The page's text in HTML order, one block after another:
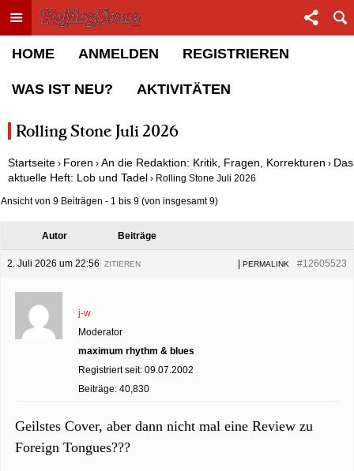
Toggle menu
Rolling Stone Forum
HOME ANMELDEN REGISTRIEREN
WAS IST NEU? AKTIVITÄTEN
Rolling Stone Juli 2026
Startseite › Foren › An die Redaktion: Kritik, Fragen, Korrekturen › Das
aktuelle Heft: Lob und Tadel › Rolling Stone Juli 2026
Ansicht von 9 Beiträgen - 1 bis 9 (von insgesamt 9)
Autor Beiträge
2. Juli 2026 um 22:56 #12605523
PERMALINK
ZITIEREN
j-w
Moderator
maximum rhythm & blues
Registriert seit: 09.07.2002
Beiträge: 40,830
Geilstes Cover, aber dann nicht mal eine Review zu
Foreign Tongues???